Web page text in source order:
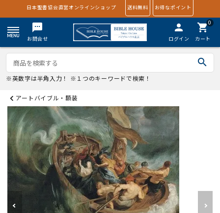
日本聖書協会直営オンラインショップ 送料無料 お得なポイント
textsms
お問合せ
person
ログイン
0
shopping_cart
カート
search
※英数字は半角入力！ ※１つのキーワードで検索！
アートバイブル・額装